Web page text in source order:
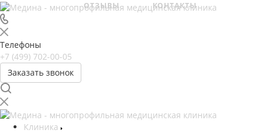
ОТЗЫВЫ КОНТАКТЫ
Телефоны
+7 (499) 702-00-05
Заказать звонок
Клиника